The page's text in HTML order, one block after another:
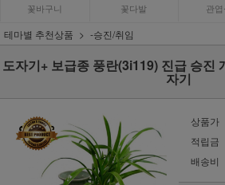
꽃바구니 꽃다발 관
테마별 추천상품 -승진/취임
도자기+ 보급종 풍란(3i119) 진급 승진
자기
상품가
적립금
배송비